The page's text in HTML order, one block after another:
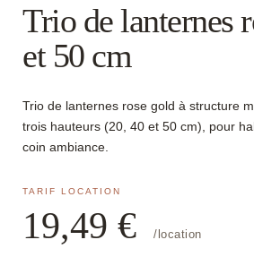
Trio de lanternes
et 50 cm
Trio de lanternes rose gold à structure
trois hauteurs (20, 40 et 50 cm), pour
coin ambiance.
19,49€ /location